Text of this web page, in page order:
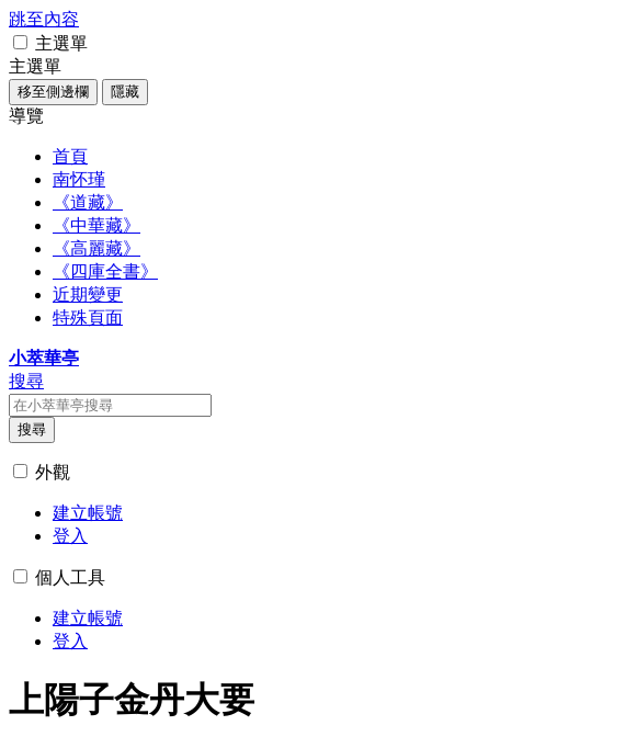
跳至內容
主選單
主選單
移至側邊欄 隱藏
導覽
首頁
南怀瑾
《道藏》
《中華藏》
《高麗藏》
《四庫全書》
近期變更
特殊頁面
小萃華亭
搜尋
搜尋
外觀
建立帳號
登入
個人工具
建立帳號
登入
上陽子金丹大要